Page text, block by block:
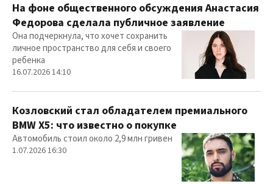
На фоне общественного обсуждения Анастасия
Федорова сделала публичное заявление
Она подчеркнула, что хочет сохранить
личное пространство для себя и своего
ребенка
16.07.2026 14:10
Козловский стал обладателем премиального
BMW X5: что известно о покупке
Автомобиль стоил около 2,9 млн гривен
1.07.2026 16:30